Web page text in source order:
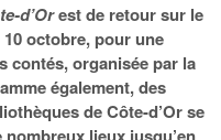
d’Orest de retour sur le
octobre, pour une
contés, organisée par la
également, des
de Côte-d’Or se